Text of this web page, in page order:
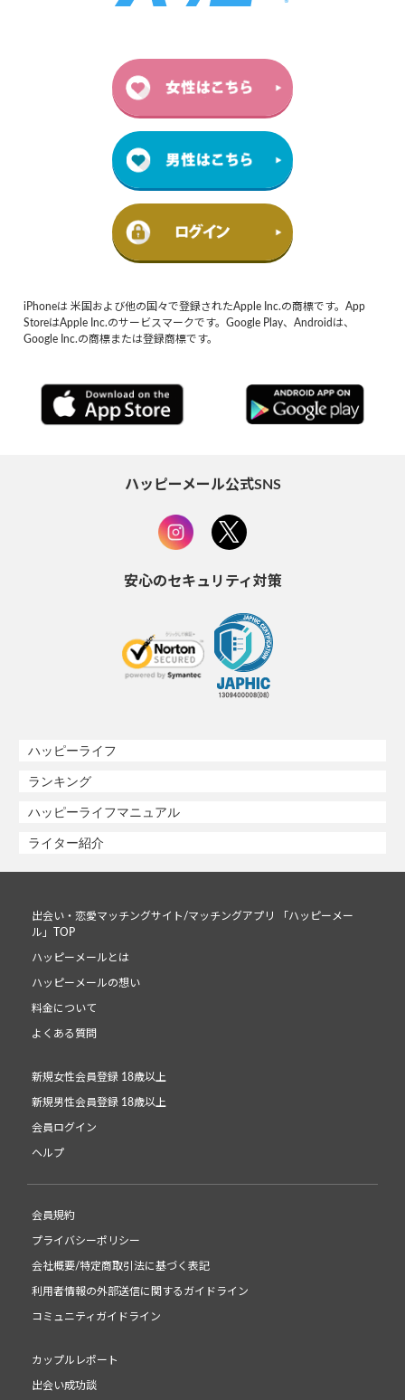
iPhoneは 米国および他の国々で登録されたApple Inc.の商標です。App
StoreはApple Inc.のサービスマークです。Google Play、Androidは、
Google Inc.の商標または登録商標です。
ハッピーメール公式SNS
安心のセキュリティ対策
ハッピーライフ
ランキング
ハッピーライフマニュアル
ライター紹介
出会い・恋愛マッチングサイト/マッチングアプリ 「ハッピーメー
ル」TOP
ハッピーメールとは
ハッピーメールの想い
料金について
よくある質問
新規女性会員登録 18歳以上
新規男性会員登録 18歳以上
会員ログイン
ヘルプ
会員規約
プライバシーポリシー
会社概要/特定商取引法に基づく表記
利用者情報の外部送信に関するガイドライン
コミュニティガイドライン
カップルレポート
出会い成功談